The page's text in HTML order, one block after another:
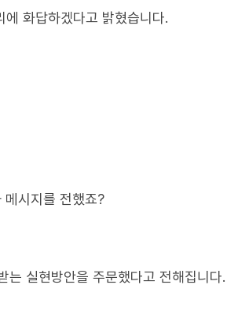
화답하겠다고 밝혔습니다.
메시지를 전했죠?
는 실현방안을 주문했다고 전해집니다.